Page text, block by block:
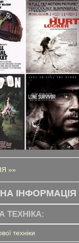
»»
ІНФОРМАЦІЯ
ТЕХНІКА:
техніки